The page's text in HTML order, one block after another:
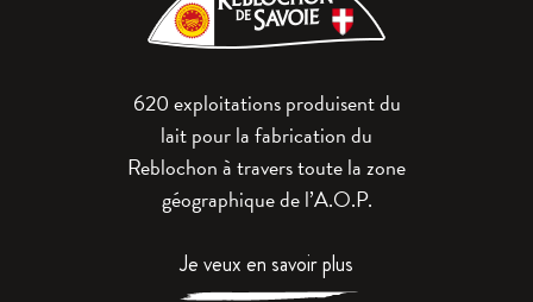
620 exploitations produisent du
lait pour la fabrication du
Reblochon à travers toute la zone
géographique de l’A.O.P.
Je veux en savoir plus